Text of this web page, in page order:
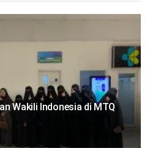
Wakili Indonesia di MTQ